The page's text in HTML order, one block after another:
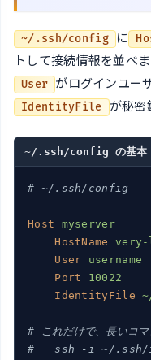
~/.ssh/config に
トして接続情報を並べま
User がログインユー
IdentityFile が秘密
~/.ssh/config の基本
# ~/.ssh/config
Host
myserver
HostName
very-
User
username
Port
10022
IdentityFile
# これだけで、長いコマ
#   ssh -i ~/.ssh/